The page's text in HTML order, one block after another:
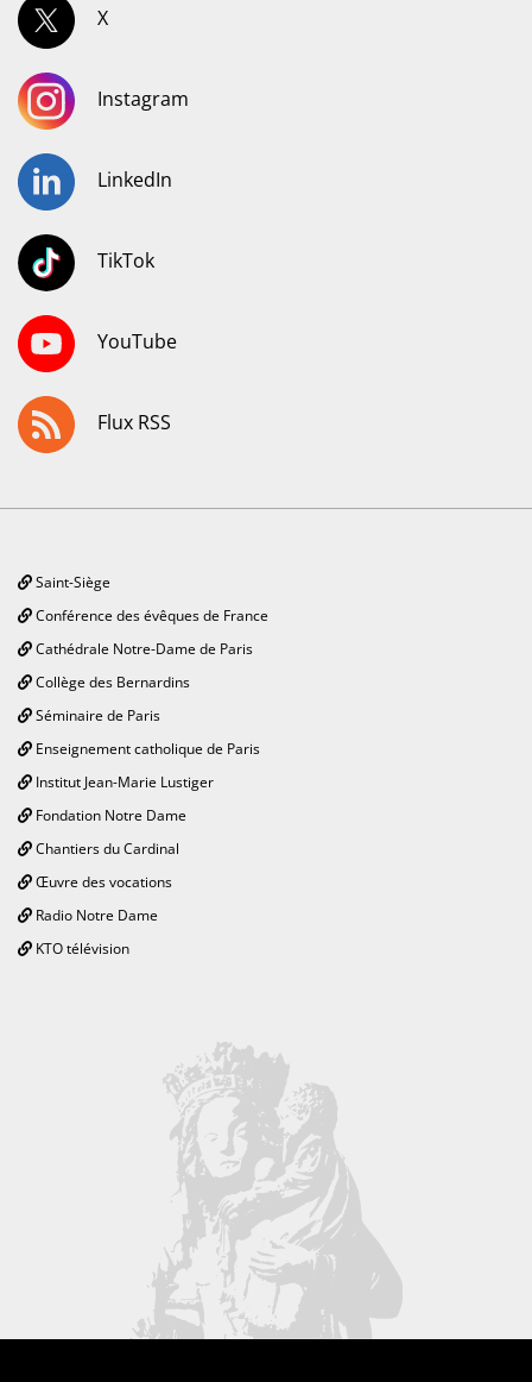
X
Instagram
LinkedIn
TikTok
YouTube
Flux RSS
Saint-Siège
Conférence des évêques de France
Cathédrale Notre-Dame de Paris
Collège des Bernardins
Séminaire de Paris
Enseignement catholique de Paris
Institut Jean-Marie Lustiger
Fondation Notre Dame
Chantiers du Cardinal
Œuvre des vocations
Radio Notre Dame
KTO télévision